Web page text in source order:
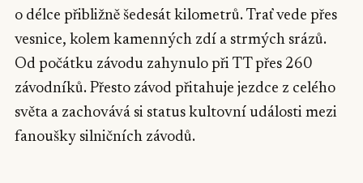
o délce přibližně šedesát kilometrů. Trať vede přes
vesnice, kolem kamenných zdí a strmých srázů.
Od počátku závodu zahynulo při TT přes 260
závodníků. Přesto závod přitahuje jezdce z celého
světa a zachovává si status kultovní události mezi
fanoušky silničních závodů.